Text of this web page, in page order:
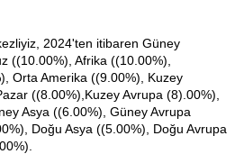
2024'ten itibaren Güney
((10.00%), Afrika ((10.00%),
Orta Amerika ((9.00%), Kuzey
((8.00%),Kuzey Avrupa (8).00%),
Asya ((6.00%), Güney Avrupa
Doğu Asya ((5.00%), Doğu Avrupa